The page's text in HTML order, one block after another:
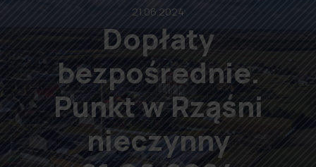
21.06.2024
Dopłaty
bezpośrednie.
Punkt w Rząśni
nieczynny